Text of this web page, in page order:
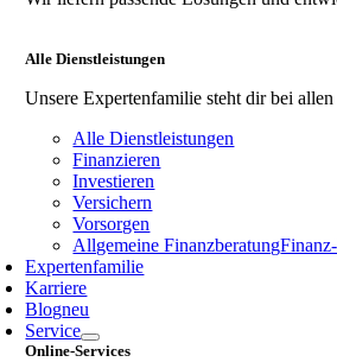
Alle Dienstleistungen
Unsere Expertenfamilie steht dir bei
Alle Dienstleistungen
Finanzieren
Investieren
Versichern
Vorsorgen
Allgemeine Finanzberatung
Expertenfamilie
Karriere
Blogneu
Service
Online-Services